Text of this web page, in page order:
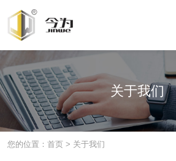
关于我们
您的位置：首页 > 关于我们